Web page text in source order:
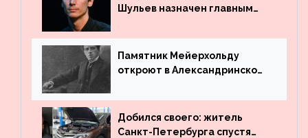
Шульев назначен главным
Вахтангова
Памятник Мейерхольду
откроют в Александринском
Добился своего: житель
Санкт-Петербурга спустя